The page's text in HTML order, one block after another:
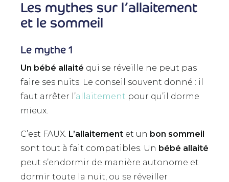
Les mythes sur l’allaitement
et le sommeil
Le mythe 1
Un bébé allaité qui se réveille ne peut pas
faire ses nuits. Le conseil souvent donné : il
faut arrêter l’allaitement pour qu’il dorme
mieux.
C’est FAUX. L’allaitement et un bon sommeil
sont tout à fait compatibles. Un bébé allaité
peut s’endormir de manière autonome et
dormir toute la nuit, ou se réveiller